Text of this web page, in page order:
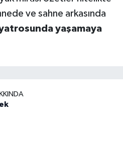
ve sahne arkasında
yaşamaya